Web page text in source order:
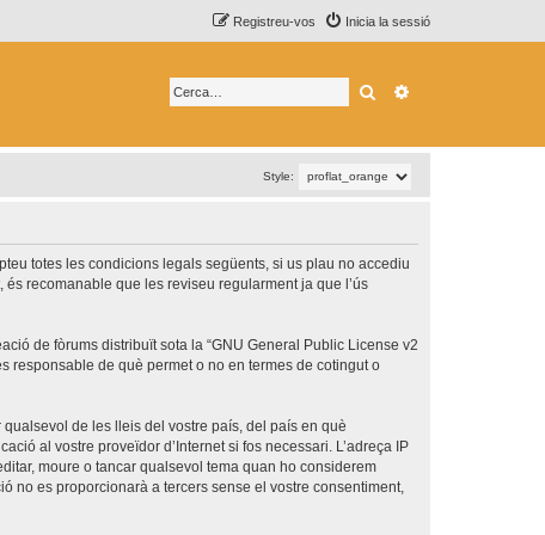
Inicia la sessió
Registreu-vos
Cerca
Style:
totes les condicions legals següents, si us plau no accediu
recomanable que les reviseu regularment ja que l’ús
de fòrums distribuït sota la “GNU General Public License v2
responsable de què permet o no en termes de cotingut o
de les lleis del vostre país, del país en què
al vostre proveïdor d’Internet si fos necessari. L’adreça IP
moure o tancar qualsevol tema quan ho considerem
no es proporcionarà a tercers sense el vostre consentiment,